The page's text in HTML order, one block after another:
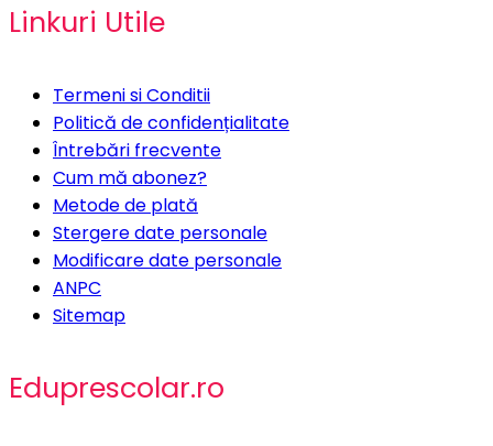
Linkuri Utile
Termeni si Conditii
Politică de confidențialitate
Întrebări frecvente
Cum mă abonez?
Metode de plată
Stergere date personale
Modificare date personale
ANPC
Sitemap
Eduprescolar.ro